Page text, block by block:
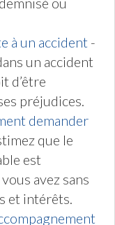
à un accident -
un accident
d’être
préjudices.
demander
que le
est
avez sans
et intérêts.